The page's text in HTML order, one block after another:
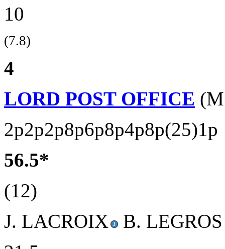
10
(7.8)
4
LORD POST OFFICE
2p2p2p8p6p8p4p8p(25)1p
56.5*
(12)
J. LACROIX
B.